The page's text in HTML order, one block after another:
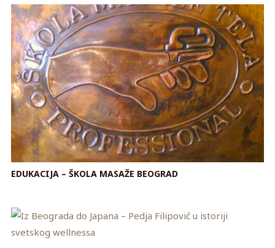
EDUKACIJA – ŠKOLA MASAŽE BEOGRAD